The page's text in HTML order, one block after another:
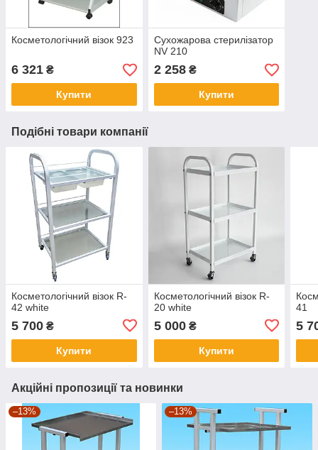
Косметологічний візок 923
6 321 ₴
Купити
Сухожарова стерилізатор
NV 210
2 258₴
Купити
Подібні товари компанії
Косметологічний візок R-
42 white
5 700 ₴
Купити
Косметологічний візок R-
20 white
5 000₴
Купити
41
5
Акційні пропозиції та новинки
–13% –13%